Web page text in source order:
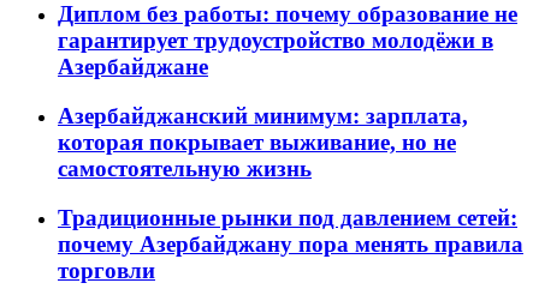
Диплом без работы: почему образование не
гарантирует трудоустройство молодёжи в
Азербайджане
Азербайджанский минимум: зарплата,
которая покрывает выживание, но не
самостоятельную жизнь
Традиционные рынки под давлением сетей:
почему Азербайджану пора менять правила
торговли